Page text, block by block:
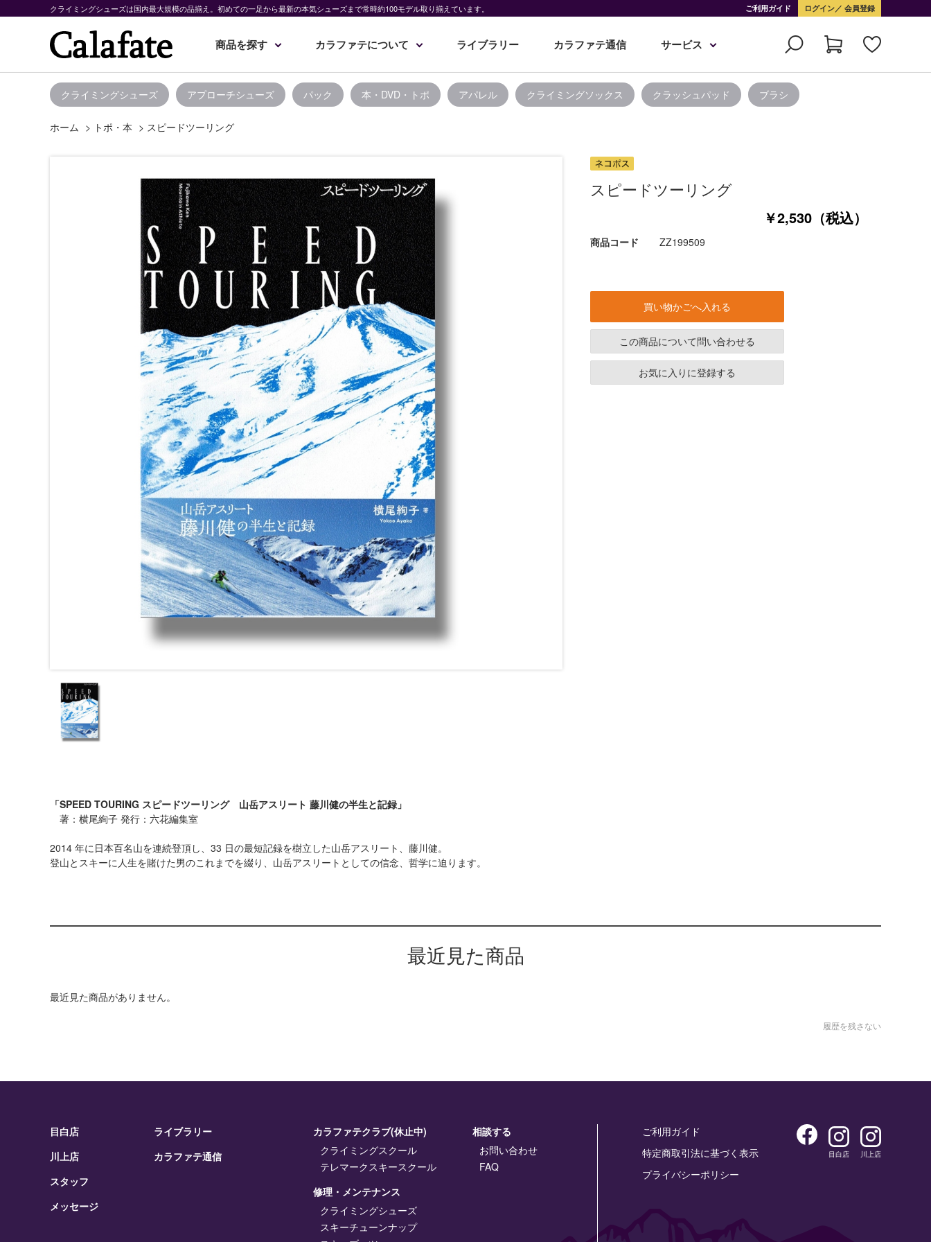
クライミングシューズは国内最大規模の品揃え。初めての一足から最新の本気シューズまで常時約100モデル取り揃えています。 ご利用ガイド ログイン 会員登録
商品を探す カラファテについて ライブラリー カラファテ通信 サービス
クライミングシューズ アプローチシューズ パック 本・DVD・トポ アパレル クライミングソックス クラッシュパッド ブラシ
ホーム > トポ・本 > スピードツーリング
「SPEED TOURING スピードツーリング 山岳アスリート 藤川健の半生と記録」
著：横尾絢子 発行：六花編集室
2014 年に日本百名山を連続登頂し、33 日の最短記録を樹立した山岳アスリート、藤川健。
登山とスキーに人生を賭けた男のこれまでを綴り、山岳アスリートとしての信念、哲学に迫ります。
スピードツーリング
￥2,530（税込）
商品コード ZZ199509
買い物かごへ入れる
この商品について問い合わせる
お気に入りに登録する
最近見た商品
最近見た商品がありません。
履歴を残さない
目白店
川上店
スタッフ
メッセージ
ライブラリー
カラファテ通信
カラファテクラブ(休止中)
クライミングスクール
テレマークスキースクール
修理・メンテナンス
クライミングシューズ
スキーチューンナップ
相談する
お問い合わせ
FAQ
ご利用ガイド
特定商取引法に基づく表示
プライバシーポリシー
目白店 川上店